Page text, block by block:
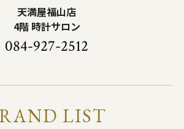
天満屋福山店
4階 時計サロン
084-927-2512
LIST